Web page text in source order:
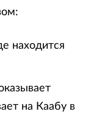
находится
на Каабу в